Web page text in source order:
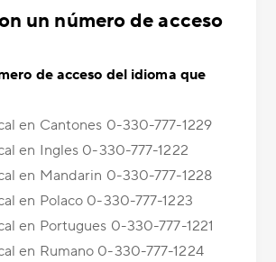
un número de acceso
de acceso del idioma que
en Cantones 0-330-777-1229
en Ingles 0-330-777-1222
en Mandarin 0-330-777-1228
en Polaco 0-330-777-1223
en Portugues 0-330-777-1221
en Rumano 0-330-777-1224